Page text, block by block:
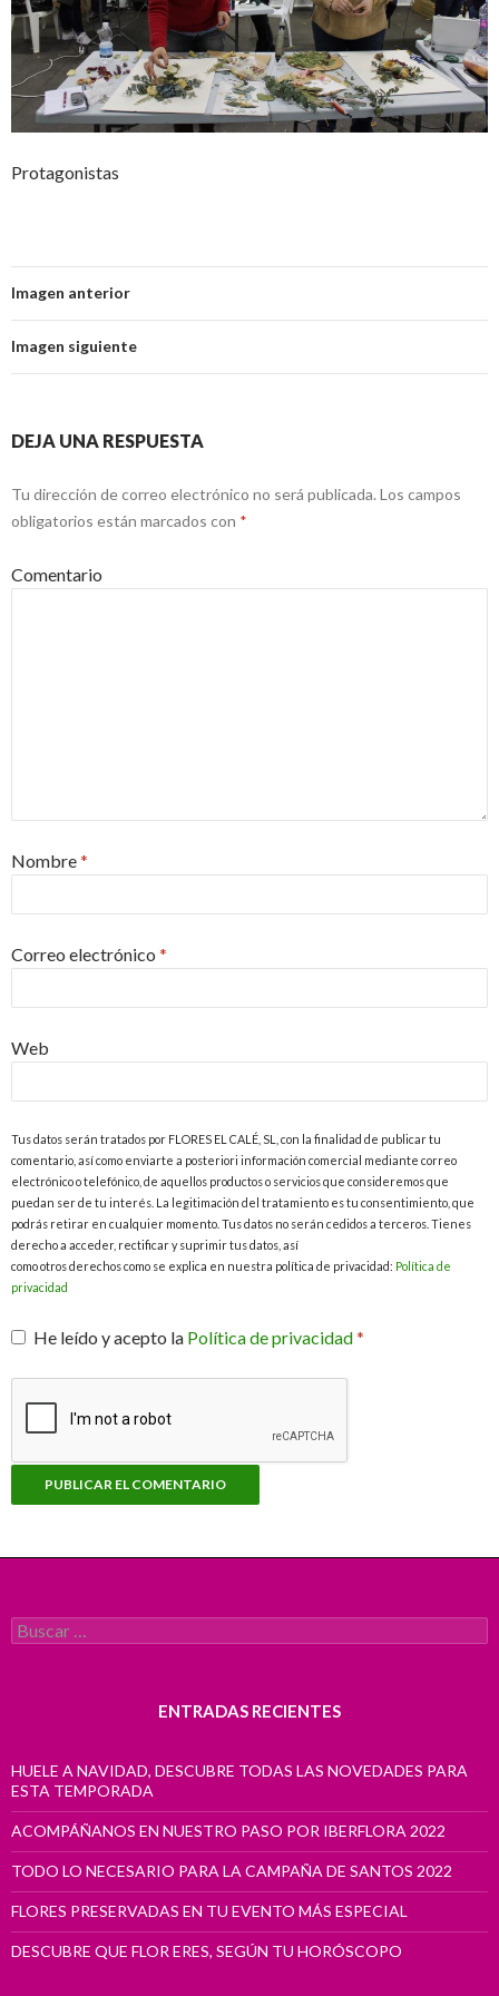
Protagonistas
Imagen anterior
Imagen siguiente
DEJA UNA RESPUESTA
Tu dirección de correo electrónico no será publicada. Los campos
obligatorios están marcados con *
Comentario
Nombre*
Correo electrónico *
Web
Tus datos serán tratados por FLORES EL CALÉ, SL, con la finalidad de publicar tu
comentario, así como enviarte a posteriori información comercial mediante correo
electrónico o telefónico, de aquellos productos o servicios que consideremos que
puedan ser de tu interés. La legitimación del tratamiento es tu consentimiento, que
podrás retirar en cualquier momento. Tus datos no serán cedidos a terceros. Tienes
derecho a acceder, rectificar y suprimir tus datos, así
como otros derechos como se explica en nuestra política de privacidad: Política de
privacidad
He leído y acepto la Política de privacidad*
Buscar:
ENTRADAS RECIENTES
HUELE A NAVIDAD, DESCUBRE TODAS LAS NOVEDADES PARA
ESTA TEMPORADA
ACOMPÁÑANOS EN NUESTRO PASO POR IBERFLORA 2022
TODO LO NECESARIO PARA LA CAMPAÑA DE SANTOS 2022
FLORES PRESERVADAS EN TU EVENTO MÁS ESPECIAL
DESCUBRE QUE FLOR ERES, SEGÚN TU HORÓSCOPO